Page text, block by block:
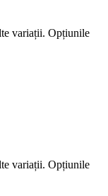
variații. Opțiunile
variații. Opțiunile